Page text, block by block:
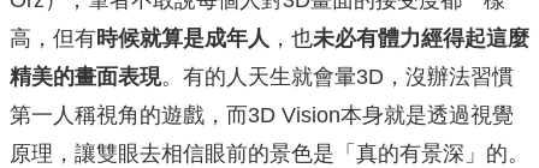
高，但有時候就算是成年人 ，也未必有體力經得起這麼
精美的畫面表現。有的人天生就會暈3D，沒辦法習慣
第一人稱視角的遊戲，而3D Vision本身就是透過視覺
原理，讓雙眼去相信眼前的景色是「真的有景深」的。